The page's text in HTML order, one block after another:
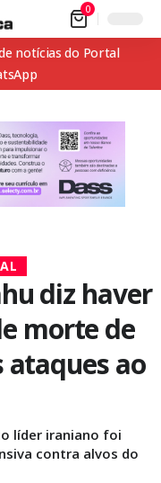
0
notícias do Portal
diz haver
morte de
ataques ao
líder iraniano foi
contra alvos do